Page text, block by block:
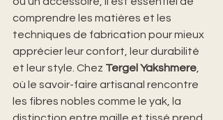
comprendre les matières et les
techniques de fabrication pour mieux
apprécier leur confort, leur durabilité
et leur style. Chez Tergel Yakshmere
où le savoir-faire artisanal rencontre
les fibres nobles comme le yak, la
distinction entre maille et tissé prend